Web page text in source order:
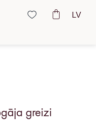
LV
greizi